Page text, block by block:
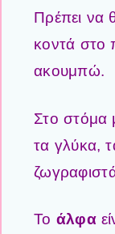
Πρέπει να
κοντά στο
ακουμπώ.
Στο στόμα
τα γλύκα,
Το άλφα